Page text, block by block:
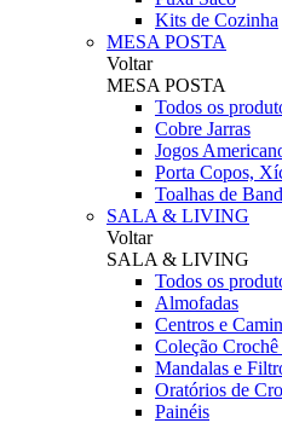
Kits de Cozinha
MESA POSTA
Voltar
MESA POSTA
Todos os
Cobre Jarras
Jogos
Porta Copos,
Toalhas de
SALA & LIVING
Voltar
SALA & LIVING
Todos os
Almofadas
Centros e
Coleção
Mandalas e
Oratórios de
Painéis